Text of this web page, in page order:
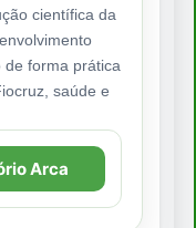
científica da
de forma prática
saúde e
Arca